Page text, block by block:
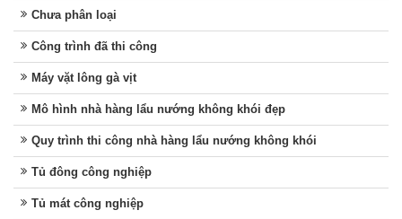
Chưa phân loại
Công trình đã thi công
Máy vặt lông gà vịt
Mô hình nhà hàng lẩu nướng không khói đẹp
Quy trình thi công nhà hàng lẩu nướng không khói
Tủ đông công nghiệp
Tủ mát công nghiệp